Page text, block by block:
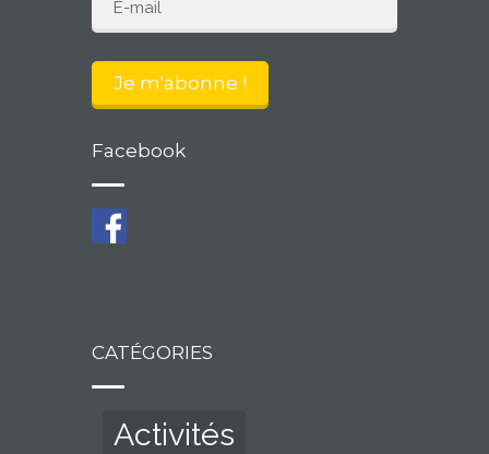
Facebook
CATÉGORIES
Activités